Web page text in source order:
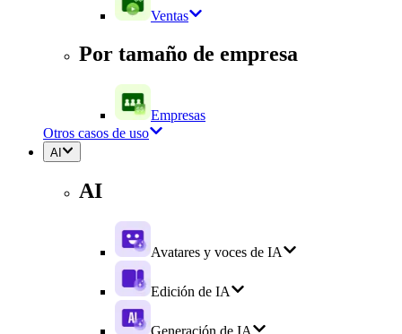
Ventas
Por tamaño de empresa
Empresas
Otros casos de uso
AI
AI
Avatares y voces de IA
Edición de IA